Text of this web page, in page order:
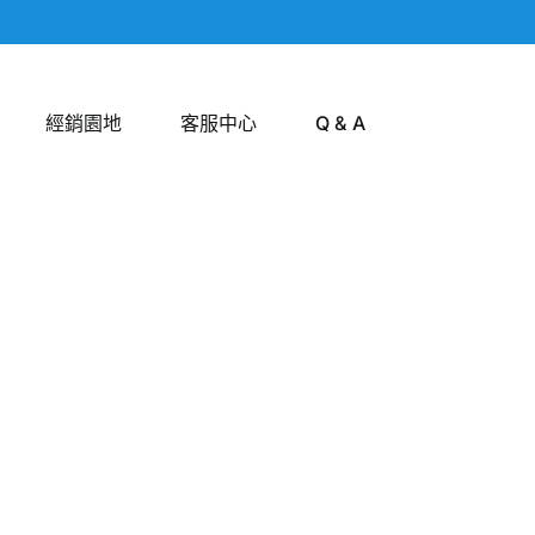
經銷園地 客服中心 Q & A